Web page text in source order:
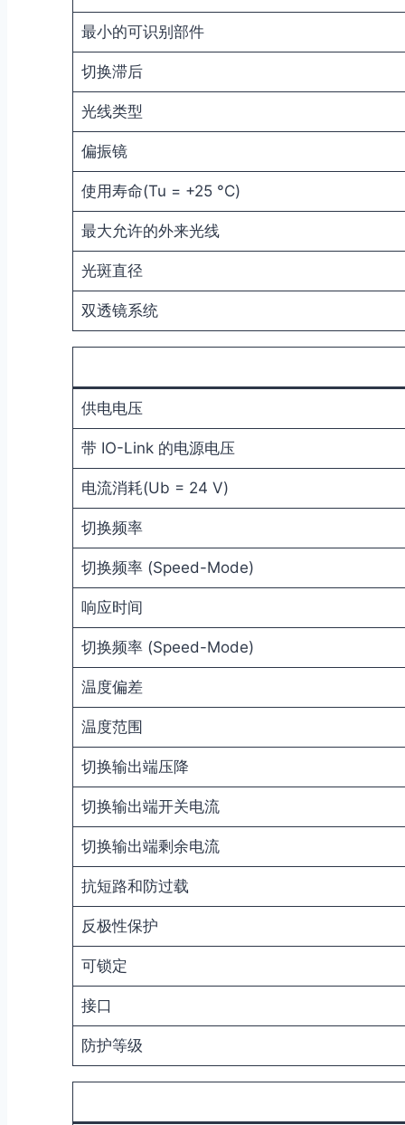
最小的可识别部件
切换滞后
光线类型
偏振镜
使用寿命(Tu = +25 °C)
最大允许的外来光线
光斑直径
双透镜系统
供电电压
带 IO-Link 的电源电压
电流消耗(Ub = 24 V)
切换频率
切换频率 (Speed-Mode)
响应时间
切换频率 (Speed-Mode)
温度偏差
温度范围
切换输出端压降
切换输出端开关电流
切换输出端剩余电流
抗短路和防过载
反极性保护
可锁定
接口
防护等级